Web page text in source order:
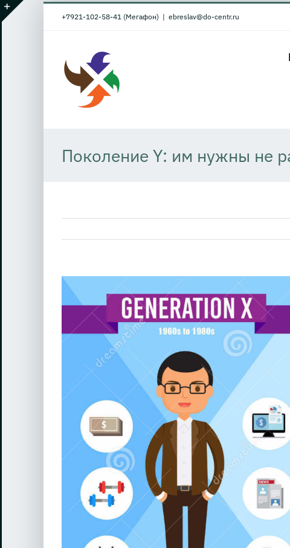
Skip
to
+7921-102-58-41 (Мегафон) | ebreslav@do-centr.ru
Поколение Y: им нужны не
View
Larger